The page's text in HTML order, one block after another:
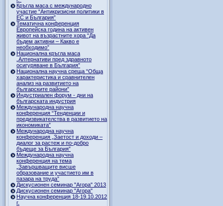
Кръгла маса с международно
участие “Антикризисни политики в
ЕС и България”
Тематична конференция
Европейска година на активен
живот на възрастните хора “Да
бъдем активни – Какво е
необходимо”
Национална кръгла маса
„Алтернативи пред здравното
осигуряване в България”
Национална научна среща “Обща
характеристика и сравнителен
анализ на развитието на
българските райони”
Индустриален форум - дни на
българската индустрия
Международна научна
конференция “Тенденции и
предизвикателства в развитието на
икономиката”
Международна научна
конференция „Заетост и доходи –
диалог за растеж и по-добро
бъдеще за България”
Международна научна
конференция на тема
„Завършващите висше
образование и участието им в
пазара на труда”
Дискусионен семинар "Агора" 2013
Дискусионен семинар "Агора"
Научна конференция 18-19.10.2012
г.